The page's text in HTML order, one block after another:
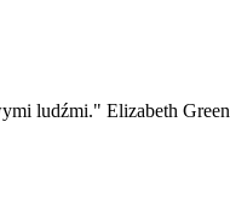
ludźmi." Elizabeth Green